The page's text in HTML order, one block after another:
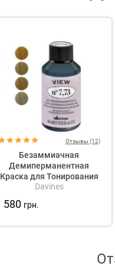
Отзывы (12)
Безаммиачная
Демиперманентная
Краска для Тонирования
Волос Davines View High
Shine Demi-Permanent
Colour Beige, 60 мл
Davines
580 грн.